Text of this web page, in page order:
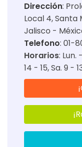
Dirección:
Local 4, Santa
Jalisco -
Telefono: 01-
Horarios: Lun.
14 - 15 Sa. 9 -